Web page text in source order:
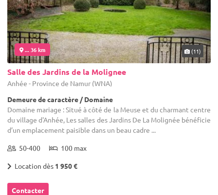
... 36 km (11)
Salle des Jardins de la Molignee
Anhée - Province de Namur (WNA)
Demeure de caractère / Domaine
Domaine mariage : Situé à côté de la Meuse et du charmant centre
du village d'Anhée, Les salles des Jardins De La Molignée bénéficie
d’un emplacement paisible dans un beau cadre ...
50-400 100 max
Location dès 1 950 €
Contacter